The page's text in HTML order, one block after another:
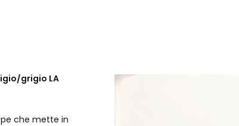
grigio LA
che mette in